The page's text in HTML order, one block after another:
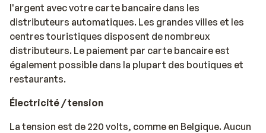
l'argent avec votre carte bancaire dans les
distributeurs automatiques. Les grandes villes et les
centres touristiques disposent de nombreux
distributeurs. Le paiement par carte bancaire est
également possible dans la plupart des boutiques et
restaurants.
Électricité / tension
La tension est de 220 volts, comme en Belgique. Aucun